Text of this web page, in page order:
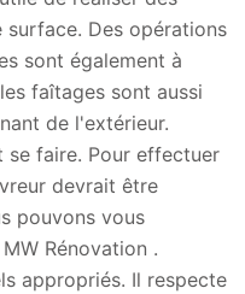
Des opérations
sont également à
faîtages sont aussi
de l'extérieur.
se faire. Pour effectuer
devrait être
pouvons vous
Rénovation .
appropriés. Il respecte